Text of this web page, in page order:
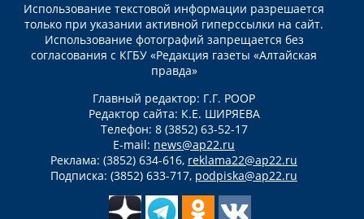
Использование текстовой информации разрешается
только при указании активной гиперссылки на сайт.
Использование фотографий запрещается без
согласования с КГБУ «Редакция газеты «Алтайская
правда»
Главный редактор: Г.Г. РООР
Редактор сайта: К.Е. ШИРЯЕВА
Телефон: 8 (3852) 63-52-17
E-mail: news@ap22.ru
Реклама: (3852) 634-616, reklama22@ap22.ru
Подписка: (3852) 633-717, podpiska@ap22.ru